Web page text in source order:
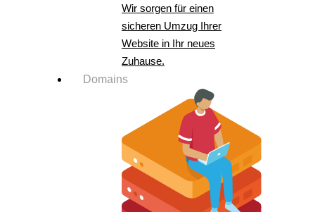
Wir sorgen für einen
sicheren Umzug Ihrer
Website in Ihr neues
Zuhause.
Domains